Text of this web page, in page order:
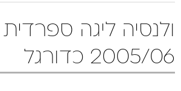
ולנסיה ליגה ספרדית
2005/06 כדורגל